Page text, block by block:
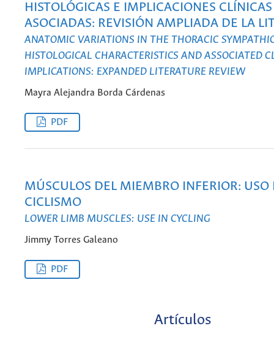
HISTOLÓGICAS E IMPLICACIONES CLÍNICAS
ASOCIADAS: REVISIÓN AMPLIADA DE LA
ANATOMIC VARIATIONS IN THE THORACIC
HISTOLOGICAL CHARACTERISTICS AND ASSOCIATED
IMPLICATIONS: EXPANDED LITERATURE REVIEW
Mayra Alejandra Borda Cárdenas
PDF
MÚSCULOS DEL MIEMBRO INFERIOR: USO
CICLISMO
LOWER LIMB MUSCLES: USE IN CYCLING
Jimmy Torres Galeano
PDF
Artículos